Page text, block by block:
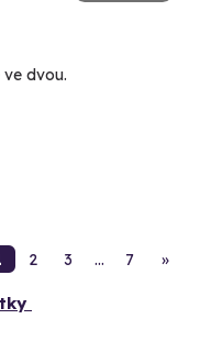
dvou.
2 3 … 7 »